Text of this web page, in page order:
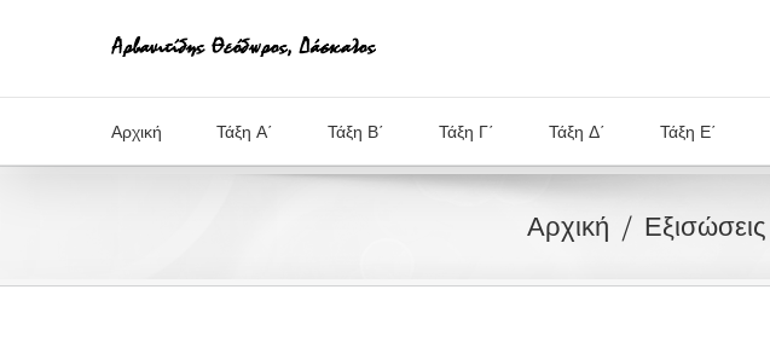
Αρχική Τάξη Α΄ Τάξη Β΄ Τάξη Γ΄ Τάξη Δ΄ Τάξη Ε΄
Αρχική Εξισώσεις